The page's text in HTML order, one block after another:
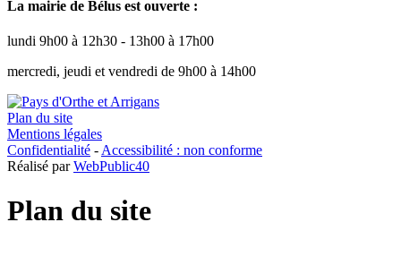
La mairie de Bélus est ouverte :
lundi 9h00 à 12h30 - 13h00 à 17h00
mercredi, jeudi et vendredi de 9h00 à 14h00
Plan du site
Mentions légales
Confidentialité -Accessibilité : non conforme
Réalisé parWebPublic40
Plan du site